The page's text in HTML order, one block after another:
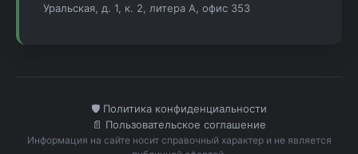
Уральская, д. 1, к. 2, литера А, офис 353
🛡️ Политика конфиденциальности
📄 Пользовательское соглашение
Информация на сайте носит справочный характер и не является